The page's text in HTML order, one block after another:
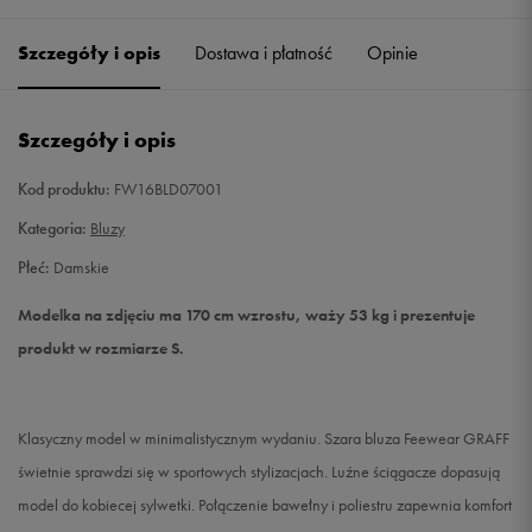
M Powiadom o dostępności
Szczegóły i opis Dostawa i płatność Opinie
Szczegóły i opis
Kod produktu: FW16BLD07001
Kategoria: Bluzy
Płeć: Damskie
Modelka na zdjęciu ma 170 cm wzrostu, waży 53 kg i prezentuje
produkt w rozmiarze S.
Klasyczny model w minimalistycznym wydaniu. Szara bluza Feewear GRAFF
świetnie sprawdzi się w sportowych stylizacjach. Luźne ściągacze dopasują
model do kobiecej sylwetki. Połączenie bawełny i poliestru zapewnia komfort